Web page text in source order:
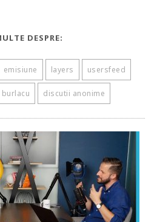
DESPRE:
emisiune layers usersfeed
discutii anonime